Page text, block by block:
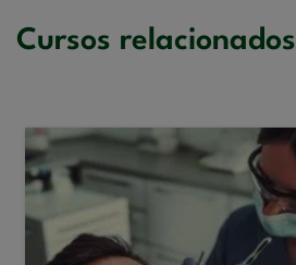
Cursos relacionados